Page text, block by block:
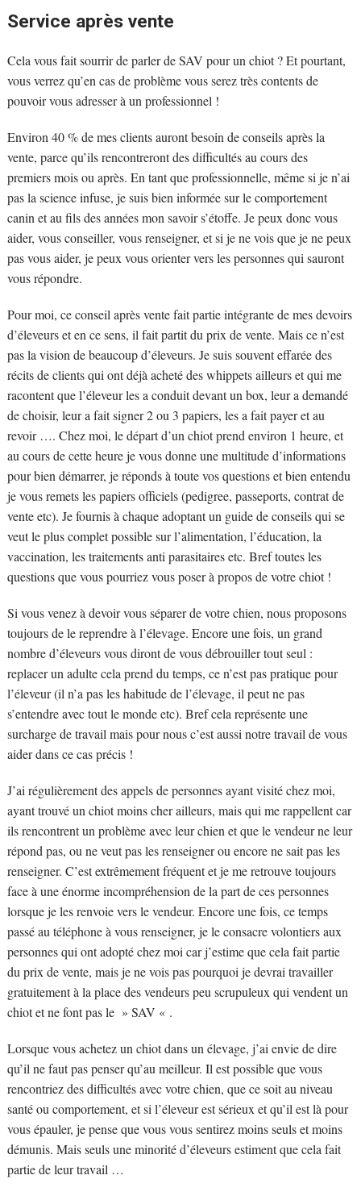
Service après vente
Cela vous fait sourrir de parler de SAV pour un chiot ? Et pourtant,
vous verrez qu’en cas de problème vous serez très contents de
pouvoir vous adresser à un professionnel !
Environ 40 % de mes clients auront besoin de conseils après la
vente, parce qu’ils rencontreront des difficultés au cours des
premiers mois ou après. En tant que professionnelle, même si je n’ai
pas la science infuse, je suis bien informée sur le comportement
canin et au fils des années mon savoir s’étoffe. Je peux donc vous
aider, vous conseiller, vous renseigner, et si je ne vois que je ne peux
pas vous aider, je peux vous orienter vers les personnes qui sauront
vous répondre.
Pour moi, ce conseil après vente fait partie intégrante de mes devoirs
d’éleveurs et en ce sens, il fait partit du prix de vente. Mais ce n’est
pas la vision de beaucoup d’éleveurs. Je suis souvent effarée des
récits de clients qui ont déjà acheté des whippets ailleurs et qui me
racontent que l’éleveur les a conduit devant un box, leur a demandé
de choisir, leur a fait signer 2 ou 3 papiers, les a fait payer et au
revoir …. Chez moi, le départ d’un chiot prend environ 1 heure, et
au cours de cette heure je vous donne une multitude d’informations
pour bien démarrer, je réponds à toute vos questions et bien entendu
je vous remets les papiers officiels (pedigree, passeports, contrat de
vente etc). Je fournis à chaque adoptant un guide de conseils qui se
veut le plus complet possible sur l’alimentation, l’éducation, la
vaccination, les traitements anti parasitaires etc. Bref toutes les
questions que vous pourriez vous poser à propos de votre chiot !
Si vous venez à devoir vous séparer de votre chien, nous proposons
toujours de le reprendre à l’élevage. Encore une fois, un grand
nombre d’éleveurs vous diront de vous débrouiller tout seul :
replacer un adulte cela prend du temps, ce n’est pas pratique pour
l’éleveur (il n’a pas les habitude de l’élevage, il peut ne pas
s’entendre avec tout le monde etc). Bref cela représente une
surcharge de travail mais pour nous c’est aussi notre travail de vous
aider dans ce cas précis !
J’ai régulièrement des appels de personnes ayant visité chez moi,
ayant trouvé un chiot moins cher ailleurs, mais qui me rappellent car
ils rencontrent un problème avec leur chien et que le vendeur ne leur
répond pas, ou ne veut pas les renseigner ou encore ne sait pas les
renseigner. C’est extrêmement fréquent et je me retrouve toujours
face à une énorme incompréhension de la part de ces personnes
lorsque je les renvoie vers le vendeur. Encore une fois, ce temps
passé au téléphone à vous renseigner, je le consacre volontiers aux
personnes qui ont adopté chez moi car j’estime que cela fait partie
du prix de vente, mais je ne vois pas pourquoi je devrai travailler
gratuitement à la place des vendeurs peu scrupuleux qui vendent un
chiot et ne font pas le » SAV « .
Lorsque vous achetez un chiot dans un élevage, j’ai envie de dire
qu’il ne faut pas penser qu’au meilleur. Il est possible que vous
rencontriez des difficultés avec votre chien, que ce soit au niveau
santé ou comportement, et si l’éleveur est sérieux et qu’il est là pour
vous épauler, je pense que vous vous sentirez moins seuls et moins
démunis. Mais seuls une minorité d’éleveurs estiment que cela fait
partie de leur travail …